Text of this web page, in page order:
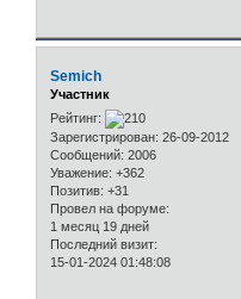
Semich
Участник
Рейтинг:
Зарегистрирован: 26-09-2012
Сообщений: 2006
Уважение: +362
Позитив: +31
Провел на форуме:
1 месяц 19 дней
Последний визит:
15-01-2024 01:48:08